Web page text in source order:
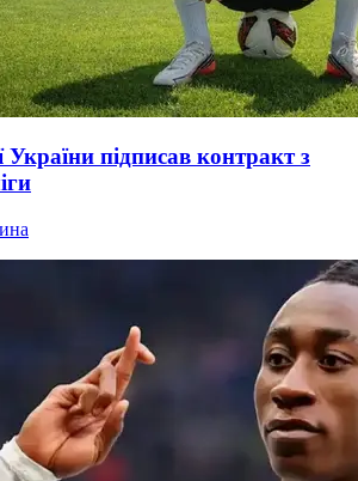
України підписав контракт з